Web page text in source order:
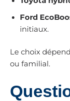
Ford
initiaux.
Le choix
ou familial.